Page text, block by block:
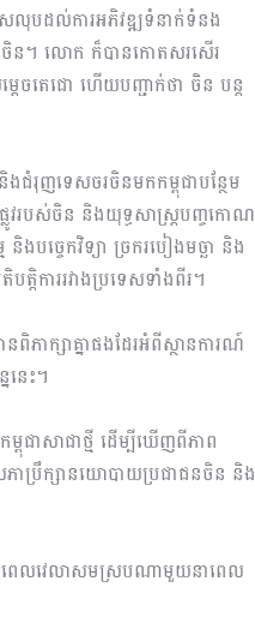
លុបដល់ការអភិវឌ្ឍទំនាក់ទំនង
ចិន។ លោក ក៏បានកោត​សរសើរ
ដេចតេជោ ហើយបញ្ជាក់ថា ចិន បន្ត
រុញទេសចរចិនមកកម្ពុជាបន្ថែម
លូវរបស់ចិន និងយុទ្ធសាស្ត្រ​បញ្ចកោណ
ងបច្ចេកវិទ្យា ច្រករបៀងមច្ឆា និង
តិការ​រវាង​ប្រទេសទាំងពីរ។
ាក្សាគ្នាផងដែរអំពីស្ថានការណ៍
នេះ។
ជាសាជាថ្មី ដើម្បីឃើញពីភាព
ភាប្រឹក្សានយោបាយ​ប្រជា​ជន​ចិន និង
េលវេលាសមស្របណាមួយនាពេល